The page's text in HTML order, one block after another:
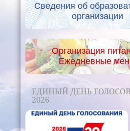
Сведения об
организации
Организация
Ежедневные
ЕДИНЫЙ ДЕНЬ ГОЛОСОВАНИЯ
2026